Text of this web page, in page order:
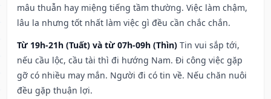
mâu thuẫn hay miệng tiếng tầm thường. Việc làm chậm,
lâu la nhưng tốt nhất làm việc gì đều cần chắc chắn.
Từ 19h-21h (Tuất) và từ 07h-09h (Thìn) Tin vui sắp tới,
nếu cầu lộc, cầu tài thì đi hướng Nam. Đi công việc gặp
gỡ có nhiều may mắn. Người đi có tin về. Nếu chăn nuôi
đều gặp thuận lợi.